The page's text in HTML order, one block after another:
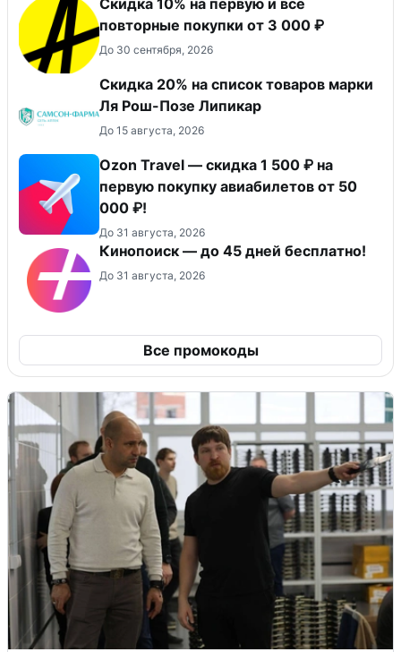
Скидка 10% на первую и все
повторные покупки от 3 000 ₽
До 30 сентября, 2026
Скидка 20% на список товаров марки
Ля Рош-Позе Липикар
До 15 августа, 2026
Ozon Travel — скидка 1 500 ₽ на
первую покупку авиабилетов от 50
000 ₽!
До 31 августа, 2026
Кинопоиск — до 45 дней бесплатно!
До 31 августа, 2026
Все промокоды